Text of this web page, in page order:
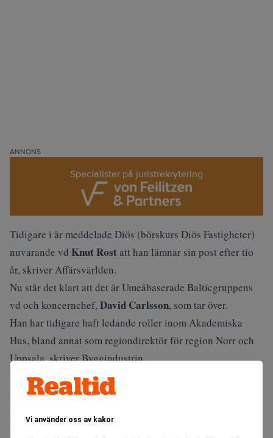
Vi använder oss av kakor
ANNONS
Specialister på juristrekrytering
Tidigare i år meddelade Diös (börskurs Diös Fastigheter)
nuvarande vd Knut Rostatt han lämnar sin post efter tio
år, skriverAffärsvärlden.
Nu står det klart att det ärUmeåbaserade Balticgruppens
vd och koncernchef, David Carlsson, som tar över.
Han har tidigare haft ledande roller inom Akademiska
Hus, bland annat som regiondirektör för region Norr och
Uppsala, skriverByggindustrin.
”Har ett väldigt gott rykte”
Även Diös är inriktat mot norra Sverige, skriver
Industri
”David har lång erfarenhet från ledande positioner inom